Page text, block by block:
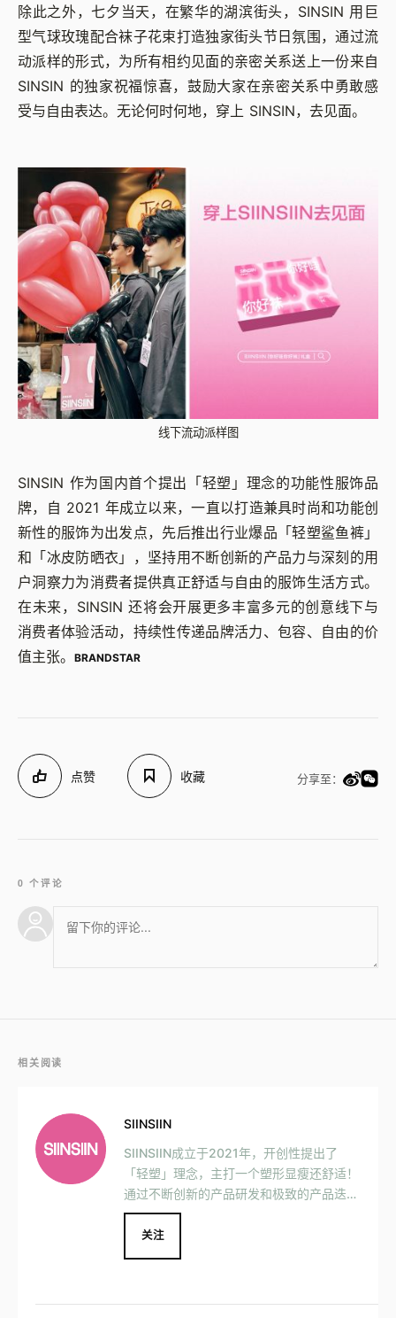
除此之外，七夕当天，在繁华的湖滨街头，SINSIN 用巨
型气球玫瑰配合袜子花束打造独家街头节日氛围，通过流
动派样的形式，为所有相约见面的亲密关系送上一份来自
SINSIN 的独家祝福惊喜，鼓励大家在亲密关系中勇敢感
受与自由表达。无论何时何地，穿上 SINSIN，去见面。
线下流动派样图
SINSIN 作为国内首个提出「轻塑」理念的功能性服饰品
牌，自 2021 年成立以来，一直以打造兼具时尚和功能创
新性的服饰为出发点，先后推出行业爆品「轻塑鲨鱼裤」
和「冰皮防晒衣」，坚持用不断创新的产品力与深刻的用
户洞察力为消费者提供真正舒适与自由的服饰生活方式。
在未来，SINSIN 还将会开展更多丰富多元的创意线下与
消费者体验活动，持续性传递品牌活力、包容、自由的价
值主张。
BRANDSTAR
点赞 收藏 分享至：
0 个评论
相关阅读
SIINSIIN
SIINSIIN成立于2021年，开创性提出了
「轻塑」理念，主打一个塑形显瘦还舒适！
通过不断创新的产品研发和极致的产品迭
代，打造出一条集穿搭、运动、瑜伽、保
暖、打底、防晒等多功能一体的革新型轻塑
鲨鱼裤。
关注